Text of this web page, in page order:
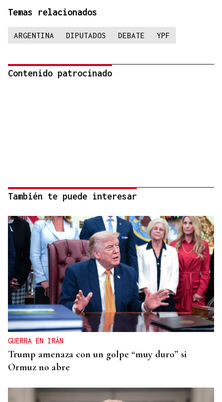
Temas relacionados
ARGENTINA DIPUTADOS DEBATE YPF
Contenido patrocinado
También te puede interesar
GUERRA EN IRÁN
Trump amenaza con un golpe “muy duro” si
Ormuz no abre